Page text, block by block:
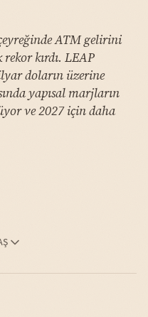
ATM gelirini
kırdı. LEAP
doların üzerine
yapısal marjların
ve 2027 için daha